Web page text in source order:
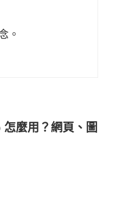
。
麼用？網頁、圖